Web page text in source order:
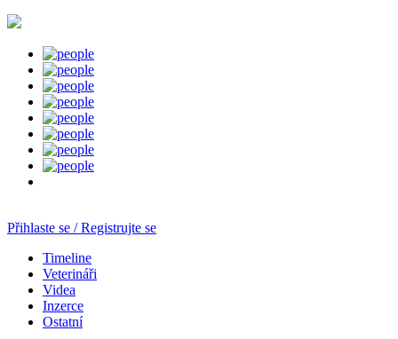
Přihlaste se / Registrujte se
Timeline
Veterináři
Videa
Inzerce
Ostatní